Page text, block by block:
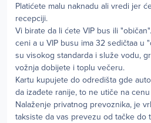
Platićete malu naknadu ali vredi jer
recepciji.
Vi birate da li ćete VIP bus ili
ceni a u VIP busu ima 32 sedičtaa u
su visokog standarda i služe vodu,
vožnja dobijete i toplu večeru.
Kartu kupujete do odredišta gde
da izađete ranije, to ne utiče na
Nalaženje privatnog prevoznika, je
taksiste da vas prevezu od tačke do